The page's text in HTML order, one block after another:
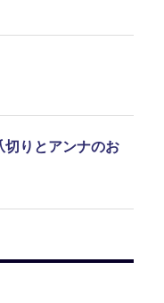
切りとアンナのお